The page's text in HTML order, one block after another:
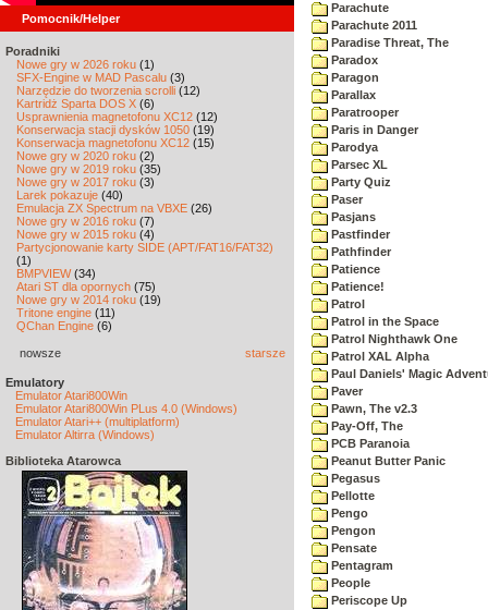
Pomocnik/Helper
Poradniki
Nowe gry w 2026 roku (1)
SFX-Engine w MAD Pascalu (3)
Narzędzie do tworzenia scrolli (12)
Kartridż Sparta DOS X (6)
Usprawnienia magnetofonu XC12 (12)
Konserwacja stacji dysków 1050 (19)
Konserwacja magnetofonu XC12 (15)
Nowe gry w 2020 roku (2)
Nowe gry w 2019 roku (35)
Nowe gry w 2017 roku (3)
Larek pokazuje (40)
Emulacja ZX Spectrum na VBXE (26)
Nowe gry w 2016 roku (7)
Nowe gry w 2015 roku (4)
Partycjonowanie karty SIDE (APT/FAT16/FAT32)
(1)
BMPVIEW(34)
Atari ST dla opornych (75)
Nowe gry w 2014 roku (19)
Tritone engine (11)
QChan Engine (6)
nowsze starsze
Emulatory
Emulator Atari800Win
Emulator Atari800Win PLus 4.0 (Windows)
Emulator Atari++ (multiplatform)
Emulator Altirra (Windows)
Biblioteka Atarowca
Parachute
Parachute 2011
Paradise Threat, The
Paradox
Paragon
Parallax
Paratrooper
Paris in Danger
Parodya
Parsec XL
Party Quiz
Paser
Pasjans
Pastfinder
Pathfinder
Patience
Patience!
Patrol
Patrol in the Space
Patrol Nighthawk One
Patrol XAL Alpha
Paul Daniels' Magic
Paver
Pawn, The v2.3
Pay-Off, The
PCB Paranoia
Peanut Butter Panic
Pegasus
Pellotte
Pengo
Pengon
Pensate
Pentagram
People
Periscope Up